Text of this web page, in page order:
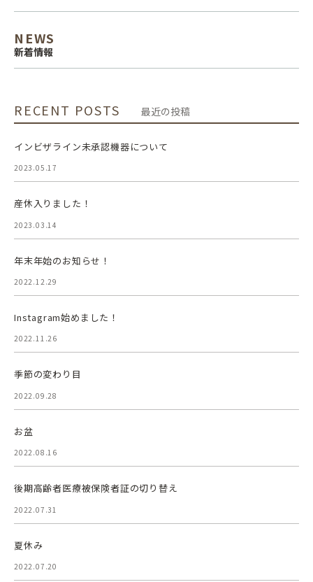
NEWS
新着情報
RECENT POSTS 最近の投稿
インビザライン未承認機器について
2023.05.17
産休入りました！
2023.03.14
年末年始のお知らせ！
2022.12.29
Instagram始めました！
2022.11.26
季節の変わり目
2022.09.28
お盆
2022.08.16
後期高齢者医療被保険者証の切り替え
2022.07.31
夏休み
2022.07.20